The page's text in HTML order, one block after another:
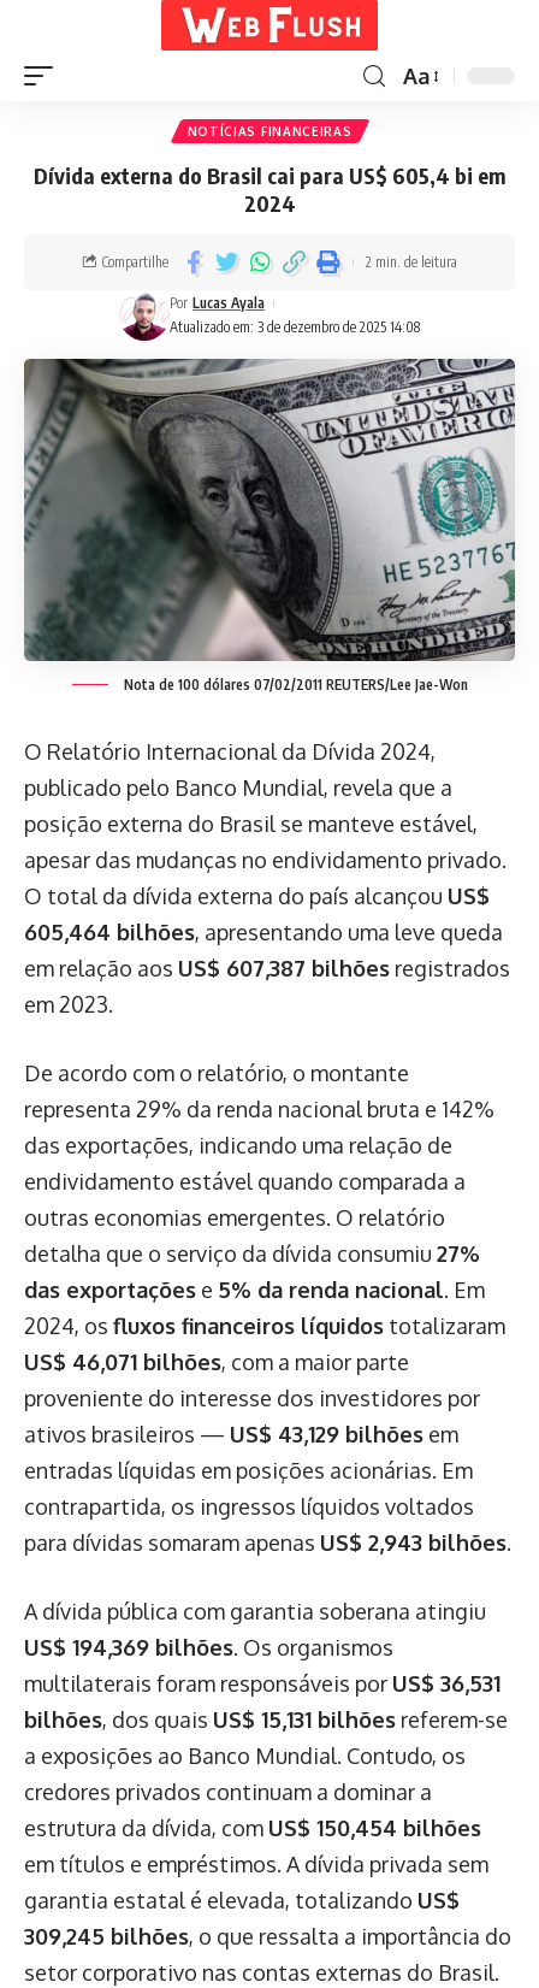
Aa
NOTÍCIAS FINANCEIRAS
Dívida externa do Brasil cai para US$ 605,4 bi em
2024
Atualizado em: 3 de dezembro de 2025 14:08
Por Lucas Ayala
Compartilhe 2 min. de leitura
Nota de 100 dólares 07/02/2011 REUTERS/Lee Jae-Won
O Relatório Internacional da Dívida 2024,
publicado pelo Banco Mundial, revela que a
posição externa do Brasil se manteve estável,
apesar das mudanças no endividamento privado.
O total da dívida externa do país alcançou US$
605,464 bilhões, apresentando uma leve queda
em relação aos US$ 607,387 bilhões registrados
em 2023.
De acordo com o relatório, o montante
representa 29% da renda nacional bruta e 142%
das exportações, indicando uma relação de
endividamento estável quando comparada a
outras economias emergentes. O relatório
detalha que o serviço da dívida consumiu 27%
das exportações e 5% da renda nacional. Em
2024, os fluxos financeiros líquidos totalizaram
US$ 46,071 bilhões, com a maior parte
proveniente do interesse dos investidores por
ativos brasileiros — US$ 43,129 bilhões em
entradas líquidas em posições acionárias. Em
contrapartida, os ingressos líquidos voltados
para dívidas somaram apenas US$ 2,943 bilhões.
A dívida pública com garantia soberana atingiu
US$ 194,369 bilhões. Os organismos
multilaterais foram responsáveis por US$ 36,531
bilhões, dos quais US$ 15,131 bilhões referem-se
a exposições ao Banco Mundial. Contudo, os
credores privados continuam a dominar a
estrutura da dívida, com US$ 150,454 bilhões
em títulos e empréstimos. A dívida privada sem
garantia estatal é elevada, totalizando US$
309,245 bilhões, o que ressalta a importância do
setor corporativo nas contas externas do Brasil.